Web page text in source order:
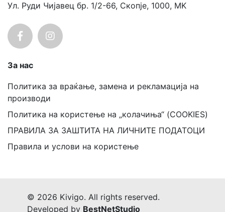
Ул. Руди Чијавец бр. 1/2-66, Скопје, 1000, MK
За нас
Политика за враќање, замена и рекламација на
производи
Политика на користење на „колачиња“ (COOKIES)
ПРАВИЛА ЗА ЗАШТИТА НА ЛИЧНИТЕ ПОДАТОЦИ
Правила и услови на користење
© 2026 Kivigo. All rights reserved.
Developed by BestNetStudio